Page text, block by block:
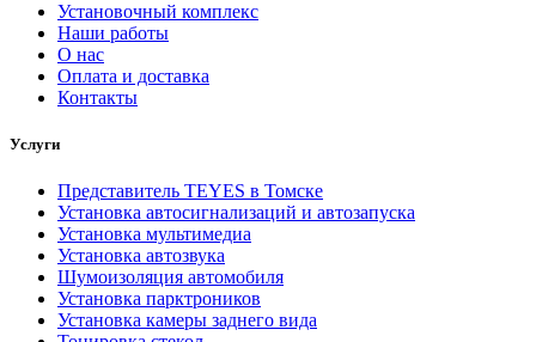
Установочный комплекс
Наши работы
О нас
Оплата и доставка
Контакты
Услуги
Представитель TEYES в Томске
Установка автосигнализаций и автозапуска
Установка мультимедиа
Установка автозвука
Шумоизоляция автомобиля
Установка парктроников
Установка камеры заднего вида